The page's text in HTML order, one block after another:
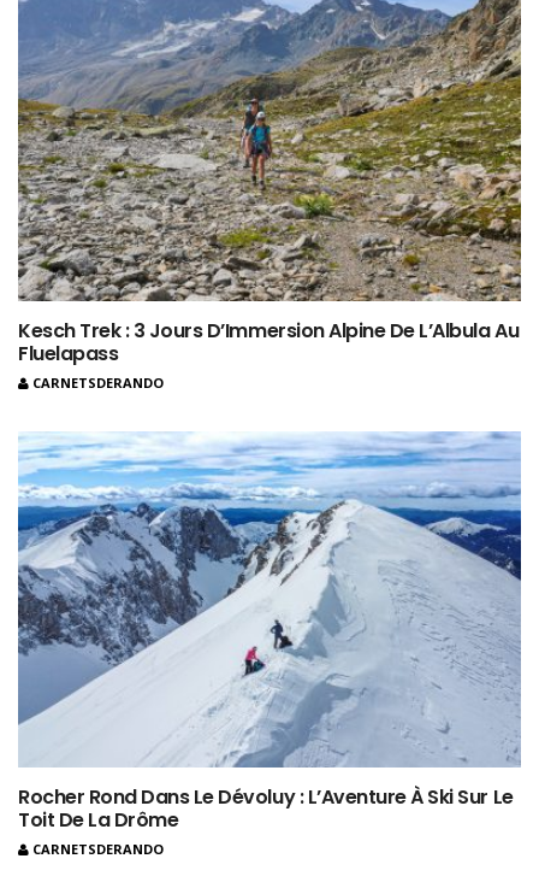
Kesch Trek : 3 Jours D’Immersion Alpine De L’Albula Au
Fluelapass
CARNETSDERANDO
Rocher Rond Dans Le Dévoluy : L’Aventure À Ski Sur Le
Toit De La Drôme
CARNETSDERANDO